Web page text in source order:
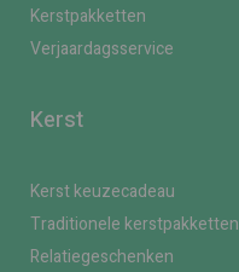
Kerstpakketten
Verjaardagsservice
Kerst
Kerst keuzecadeau
Traditionele kerstpakketten
Relatiegeschenken